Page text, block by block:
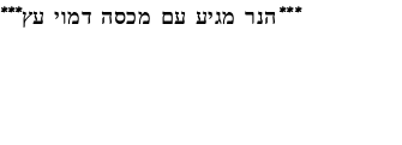
***הנר מגיע עם מכסה דמוי עץ***